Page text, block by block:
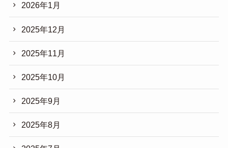
2026年1月
2025年12月
2025年11月
2025年10月
2025年9月
2025年8月